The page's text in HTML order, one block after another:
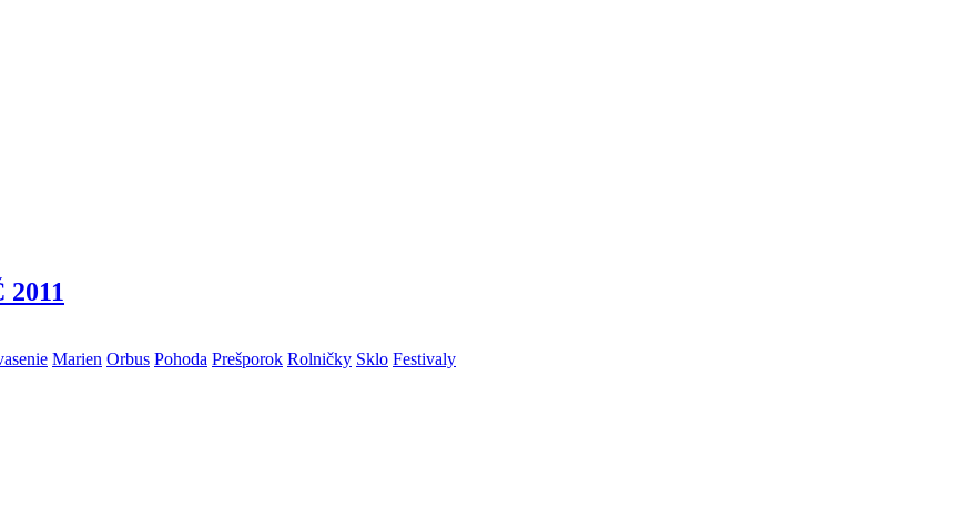
Marien Orbus Pohoda Prešporok Rolničky Sklo Festivaly